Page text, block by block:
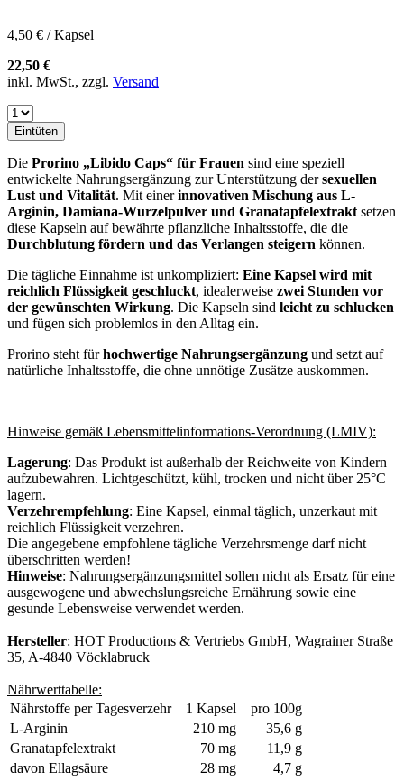
4,50 € / Kapsel
22,50 €
inkl. MwSt., zzgl. Versand
Eintüten
Die Prorino „Libido Caps“ für Frauen sind eine speziell
entwickelte Nahrungsergänzung zur Unterstützung dersexuellen
Lust und Vitalität. Mit einerinnovativen Mischung aus L-
Arginin, Damiana-Wurzelpulver und Granatapfelextrakt setzen
diese Kapseln auf bewährte pflanzliche Inhaltsstoffe, die die
Durchblutung fördern und das Verlangen steigern können.
Die tägliche Einnahme ist unkompliziert: Eine Kapsel wird mit
reichlich Flüssigkeit geschluckt, idealerweise zwei Stunden vor
der gewünschten Wirkung. Die Kapseln sind leicht zu schlucken
und fügen sich problemlos in den Alltag ein.
Prorino steht fürhochwertige Nahrungsergänzung und setzt auf
natürliche Inhaltsstoffe, die ohne unnötige Zusätze auskommen.
Hinweise gemäß Lebensmittelinformations-Verordnung (LMIV):
Lagerung: Das Produkt ist außerhalb der Reichweite von Kindern
aufzubewahren. Lichtgeschützt, kühl, trocken und nicht über 25°C
lagern.
Verzehrempfehlung: Eine Kapsel, einmal täglich, unzerkaut mit
reichlich Flüssigkeit verzehren.
Die angegebene empfohlene tägliche Verzehrsmenge darf nicht
überschritten werden!
Hinweise: Nahrungsergänzungsmittel sollen nicht als Ersatz für eine
ausgewogene und abwechslungsreiche Ernährung sowie eine
gesunde Lebensweise verwendet werden.
Hersteller: HOT Productions & Vertriebs GmbH, Wagrainer Straße
35, A-4840 Vöcklabruck
Nährwerttabelle:
Nährstoffe per Tagesverzehr
1 Kapsel
pro 100g
L-Arginin
210 mg
35,6 g
Granatapfelextrakt
70 mg
11,9 g
davon Ellagsäure
28 mg 4,7 g